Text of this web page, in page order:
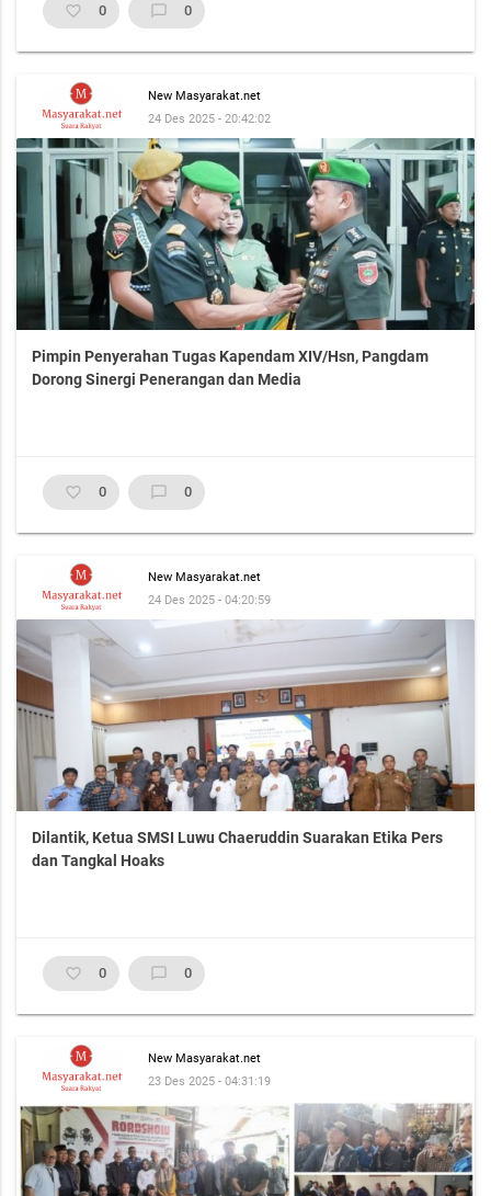
favorite_border 0 chat_bubble_outline 0
New Masyarakat.net
24 Des 2025 - 20:42:02
Pimpin Penyerahan Tugas Kapendam XIV/Hsn, Pangdam
Dorong Sinergi Penerangan dan Media
favorite_border 0 chat_bubble_outline 0
New Masyarakat.net
24 Des 2025 - 04:20:59
Dilantik, Ketua SMSI Luwu Chaeruddin Suarakan Etika Pers
dan Tangkal Hoaks
favorite_border 0 chat_bubble_outline 0
New Masyarakat.net
23 Des 2025 - 04:31:19